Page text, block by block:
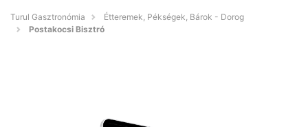
Turul Gasztronómia
Étteremek, Pékségek, Bárok - Dorog
Postakocsi Bisztró